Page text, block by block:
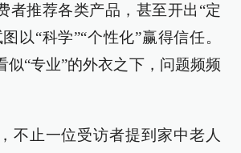
者推荐各类产品，甚至开出“定
以“科学”“个性化”赢得信任。
似“专业”的外衣之下，问题频频
不止一位受访者提到家中老人